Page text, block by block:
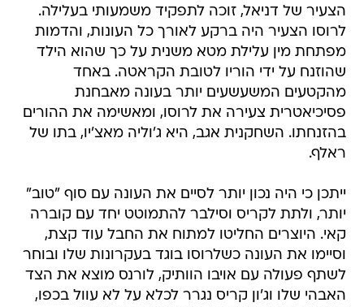
הצעיר של דניאל, זוכה לתפקיד משמעותי בעלילה.
לרוסו הצעיר היה ברקע לאורך כל העונות, והדמות
מפתחת מין עלילת מטא משנית על כך שהוא הילד
שהוזנח על ידי הוריו לטובת הקראטה. באחד
מהקטעים המשעשעים יותר בעונה מאבחנת
פסיכיאטרית צעירה את לרוסו, ומאשימה את ההורים
בהזנחתו. השחקנית אגב, היא ג'וליה מאצ'יו, בתו של
ראלף.
ייתכן כי היה נכון יותר לסיים את העונה עם סוף "טוב"
יותר, ולתת לקריס וסילבר להתמוטט יחד עם קוברה
קאי. היוצרים החליטו למתוח את החבל עוד קצת,
וסיימו את העונה כשלרוסו בוגד בעקרונות שלו ובוחר
לשתף פעולה עם אויבו הוותיק, לורנס מוצא את הצד
האבהי שלו וג'ון קריס נגרר לכלא על לא עוול בכפו,